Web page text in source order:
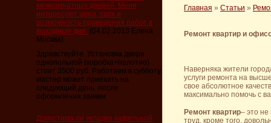
межкомнатных дверей. Меня
интересуют цена, срок и
возможность проведения работ в
выходные дни. (04.02.2013 Елена
Москва)
Здравствуйте. Установка двери
однопольной (коробка+полотно)
стоит 3500 руб. Работаем в субботу.
мастер может приехать на
следующий день после
оформления заявки.
Допустима ли укладка кафельной
Главная » Статьи »
Ремонт квартир и
Наверняка жители
услуги ремонта на
свое абсолютное
максимально помочь с
Ремонт квартир– это
труд, кроме того,